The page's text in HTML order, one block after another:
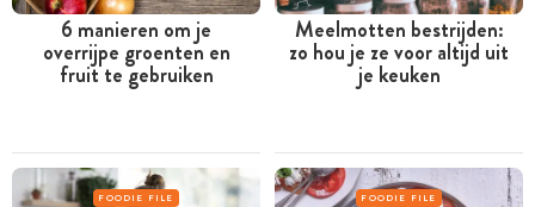
6 manieren om je
overrijpe groenten en
fruit te gebruiken
Meelmotten bestrijden:
zo hou je ze voor altijd uit
je keuken
FOODIE FILE FOODIE FILE